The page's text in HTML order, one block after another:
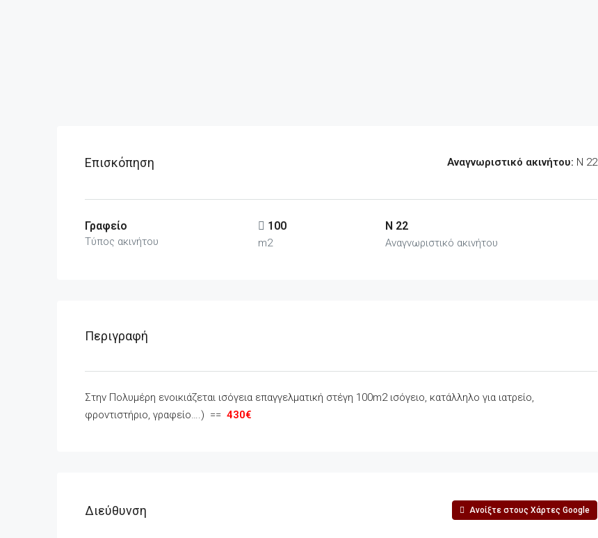
Επισκόπηση Αναγνωριστικό ακινήτου: N 22
Γραφείο
Τύπος ακινήτου
100
m2
N 22
Αναγνωριστικό ακινήτου
Περιγραφή
Στην Πολυμέρη ενοικιάζεται ισόγεια επαγγελματική στέγη 100m2 ισόγειο, κατάλληλο για ιατρείο,
φροντιστήριο, γραφείο….) == 430€
Διεύθυνση Ανοίξτε στους Χάρτες Google